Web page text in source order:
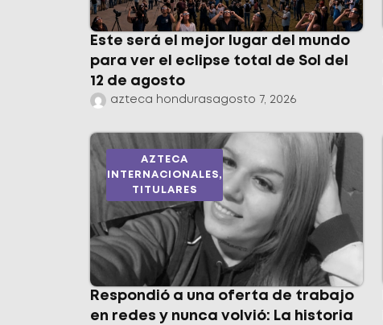
Este será el mejor lugar del mundo
para ver el eclipse total de Sol del
12 de agosto
azteca hondurasagosto 7, 2026
AZTECA
INTERNACIONALES,
TITULARES
Respondió a una oferta de trabajo
en redes y nunca volvió: La historia